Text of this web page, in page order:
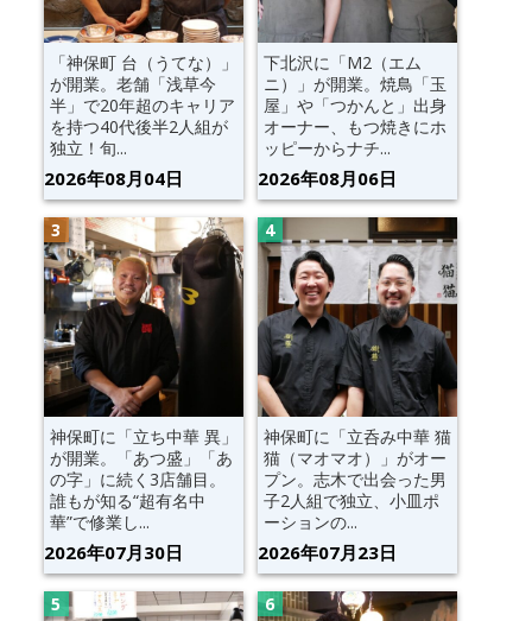
「神保町 台（うてな）」
が開業。老舗「浅草今
半」で20年超のキャリア
を持つ40代後半2人組が
独立！旬...
2026年08月04日
下北沢に「M2（エム
ニ）」が開業。焼鳥「玉
屋」や「つかんと」出身
オーナー、もつ焼きにホ
ッピーからナチ...
2026年08月06日
神保町に「立ち中華 異」
が開業。「あつ盛」「あ
の字」に続く3店舗目。
誰もが知る“超有名中
華”で修業し...
2026年07月30日
神保町に「立呑み中華 猫
猫（マオマオ）」がオー
プン。志木で出会った男
子2人組で独立、小皿ポ
ーションの...
2026年07月23日